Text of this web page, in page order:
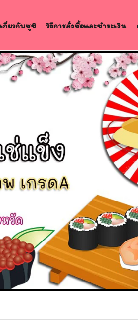
เกี่ยวกับซูชิ วิธีการสั่งซื้อและชำระเงิน